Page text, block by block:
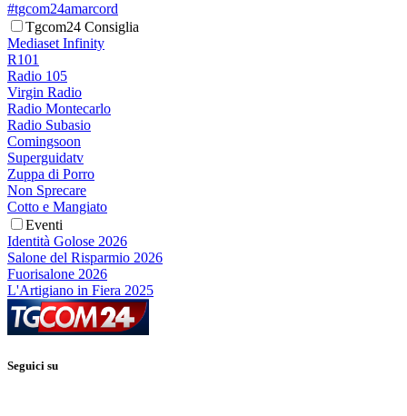
#tgcom24amarcord
Tgcom24 Consiglia
Mediaset Infinity
R101
Radio 105
Virgin Radio
Radio Montecarlo
Radio Subasio
Comingsoon
Superguidatv
Zuppa di Porro
Non Sprecare
Cotto e Mangiato
Eventi
Identità Golose 2026
Salone del Risparmio 2026
Fuorisalone 2026
L'Artigiano in Fiera 2025
Seguici su